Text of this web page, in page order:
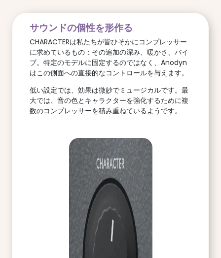
サウンドの個性を形作る
CHARACTERは私たちが皆ひそかにコンプレッサー
に求めているもの：その追加の深み、暖かさ、バイ
ブ。特定のモデルに固定するのではなく、Anodyn
はこの側面への直接的なコントロールを与えます。
低い設定では、効果は微妙でミュージカルです。最
大では、音の色とキャラクターを強化するために複
数のコンプレッサーを積み重ねているようです。